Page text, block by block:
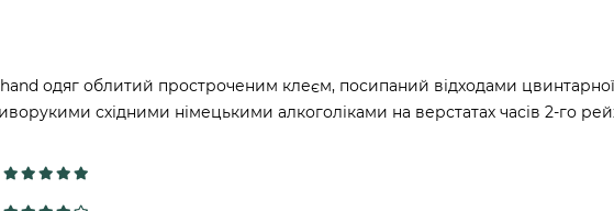
одяг облитий простроченим клеєм, посипаний відходами цвинтарної
східними німецькими алкоголіками на верстатах часів 2-го